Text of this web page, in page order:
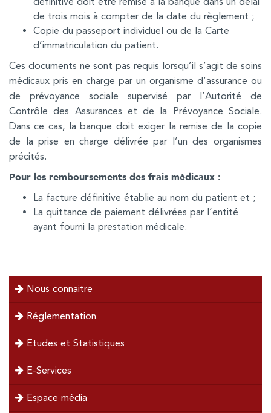
menu
left Nous connaitre
Réglementation
Etudes et Statistiques
E-Services
Espace média
de trois mois à compter de la date du règlement ;
Copie du passeport individuel ou de la Carte
d’immatriculation du patient.
Ces documents ne sont pas requis lorsqu’il s’agit de soins
médicaux pris en charge par un organisme d’assurance ou
de prévoyance sociale supervisé par l’Autorité de
Contrôle des Assurances et de la Prévoyance Sociale.
Dans ce cas, la banque doit exiger la remise de la copie
de la prise en charge délivrée par l’un des organismes
précités.
Pour les remboursements des frais médicaux :
La facture définitive établie au nom du patient et ;
La quittance de paiement délivrées par l’entité
ayant fourni la prestation médicale.